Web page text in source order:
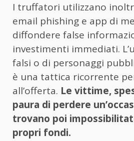
I truffatori utilizzano
email phishing e app di
diffondere false
investimenti immediati.
falsi o di personaggi
è una tattica ricorrente
all’offerta. Le vittime,
paura di perdere
trovano poi
propri fondi.